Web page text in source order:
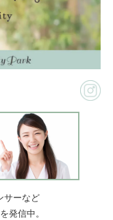
サーなど
発信中。